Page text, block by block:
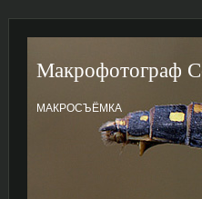
Макрофотограф
МАКРОСЪЁМКА